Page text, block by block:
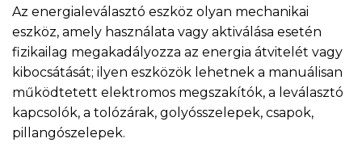
Az energialeválasztó eszköz olyan mechanikai
eszköz, amely használata vagy aktiválása esetén
fizikailag megakadályozza az energia átvitelét vagy
kibocsátását; ilyen eszközök lehetnek a manuálisan
működtetett elektromos megszakítók, a leválasztó
kapcsolók, a tolózárak, golyósszelepek, csapok,
pillangószelepek.